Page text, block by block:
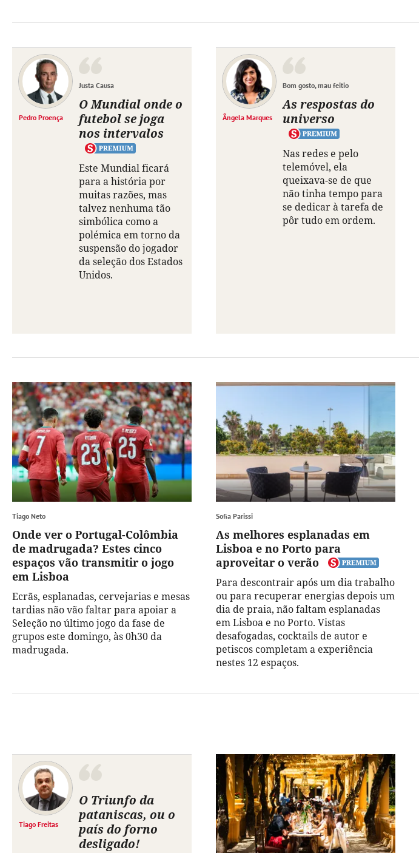
Pedro Proença
Justa Causa
O Mundial onde o
futebol se joga
nos intervalos
Este Mundial ficará
para a história por
muitas razões, mas
talvez nenhuma tão
simbólica como a
polémica em torno da
suspensão do jogador
da seleção dos Estados
Unidos.
Ângela Marques
Bom gosto, mau feitio
As respostas do
universo
Nas redes e pelo
telemóvel, ela
queixava-se de que
não tinha tempo para
se dedicar à tarefa de
pôr tudo em ordem.
Tiago Neto
Onde ver o Portugal-Colômbia
de madrugada? Estes cinco
espaços vão transmitir o jogo
em Lisboa
Ecrãs, esplanadas, cervejarias e mesas
tardias não vão faltar para apoiar a
Seleção no último jogo da fase de
grupos este domingo, às 0h30 da
madrugada.
Sofia Parissi
As melhores esplanadas em
Lisboa e no Porto para
aproveitar o verão
Para descontrair após um dia trabalho
ou para recuperar energias depois um
dia de praia, não faltam esplanadas
em Lisboa e no Porto. Vistas
desafogadas, cocktails de autor e
petiscos completam a experiência
nestes 12 espaços.
Tiago Freitas
O Triunfo da
pataniscas, ou o
país do forno
desligado!